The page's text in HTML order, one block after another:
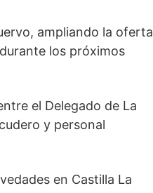
ampliando la oferta
los próximos
el Delegado de La
y personal
en Castilla La